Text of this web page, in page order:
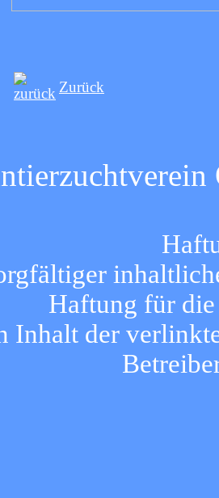
Zurück
Haftung für
Inhalt der